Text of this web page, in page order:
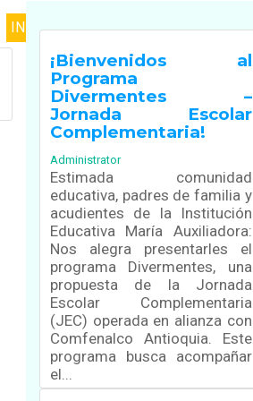
INICIO COMPORTAMIENTO
Santa Inés
Primaria Principal
Secundaria y Media
¡Bienvenidos al
Programa
Divermentes –
Jornada Escolar
Complementaria!
Administrator
Estimada comunidad
educativa, padres de familia y
acudientes de la Institución
Educativa María Auxiliadora:
Nos alegra presentarles el
programa Divermentes, una
propuesta de la Jornada
Escolar Complementaria
(JEC) operada en alianza con
Comfenalco Antioquia. Este
programa busca acompañar
el...